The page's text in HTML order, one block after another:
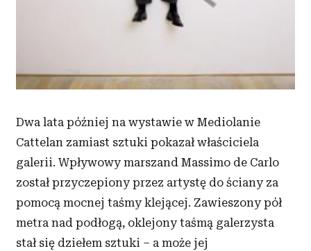
Dwa lata później na wystawie w Mediolanie
Cattelan zamiast sztuki pokazał właściciela
galerii. Wpływowy marszand Massimo de Carlo
został przyczepiony przez artystę do ściany za
pomocą mocnej taśmy klejącej. Zawieszony pół
metra nad podłogą, oklejony taśmą galerzysta
stał się dziełem sztuki – a może jej